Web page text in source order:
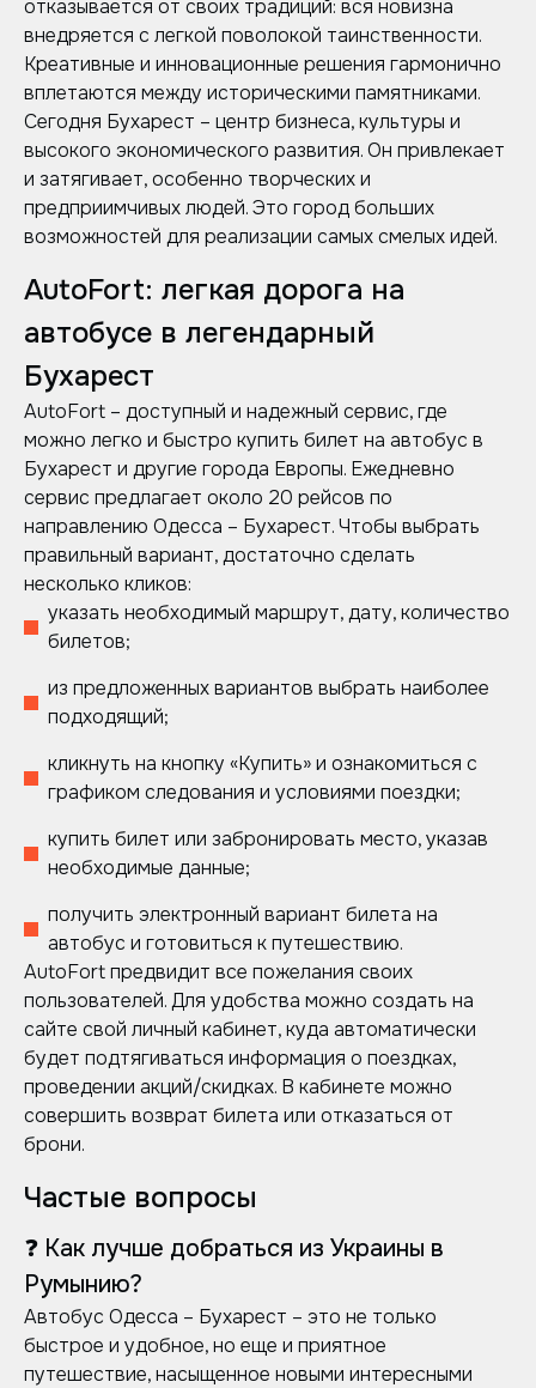
отказывается от своих традиций: вся новизна
внедряется с легкой поволокой таинственности.
Креативные и инновационные решения гармонично
вплетаются между историческими памятниками.
Сегодня Бухарест – центр бизнеса, культуры и
высокого экономического развития. Он привлекает
и затягивает, особенно творческих и
предприимчивых людей. Это город больших
возможностей для реализации самых смелых идей.
AutoFort: легкая дорога на
автобусе в легендарный
Бухарест
AutoFort – доступный и надежный сервис, где
можно легко и быстро купить билет на автобус в
Бухарест и другие города Европы. Ежедневно
сервис предлагает около 20 рейсов по
направлению Одесса – Бухарест. Чтобы выбрать
правильный вариант, достаточно сделать
несколько кликов:
указать необходимый маршрут, дату, количество
билетов;
из предложенных вариантов выбрать наиболее
подходящий;
кликнуть на кнопку «Купить» и ознакомиться с
графиком следования и условиями поездки;
купить билет или забронировать место, указав
необходимые данные;
получить электронный вариант билета на
автобус и готовиться к путешествию.
AutoFort предвидит все пожелания своих
пользователей. Для удобства можно создать на
сайте свой личный кабинет, куда автоматически
будет подтягиваться информация о поездках,
проведении акций/скидках. В кабинете можно
совершить возврат билета или отказаться от
брони.
Частые вопросы
❓ Как лучше добраться из Украины в
Румынию?
Автобус Одесса – Бухарест – это не только
быстрое и удобное, но еще и приятное
путешествие, насыщенное новыми интересными